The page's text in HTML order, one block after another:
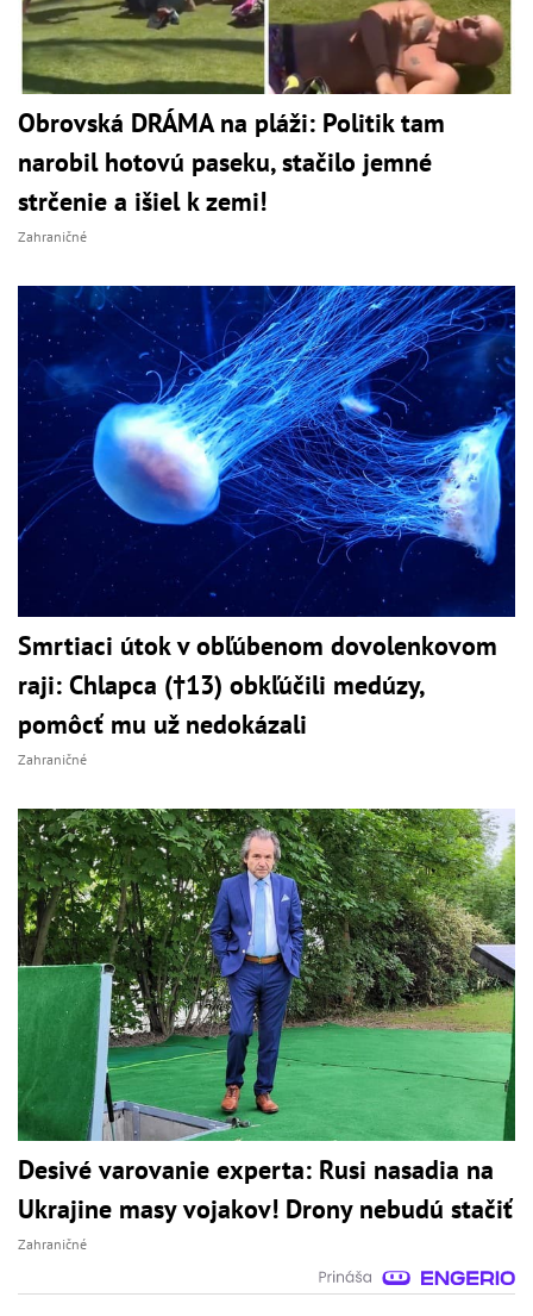
Obrovská DRÁMA na pláži: Politik tam
narobil hotovú paseku, stačilo jemné
strčenie a išiel k zemi!
Zahraničné
Smrtiaci útok v obľúbenom dovolenkovom
raji: Chlapca (†13) obkľúčili medúzy,
pomôcť mu už nedokázali
Zahraničné
Desivé varovanie experta: Rusi nasadia na
Ukrajine masy vojakov! Drony nebudú stačiť
Zahraničné